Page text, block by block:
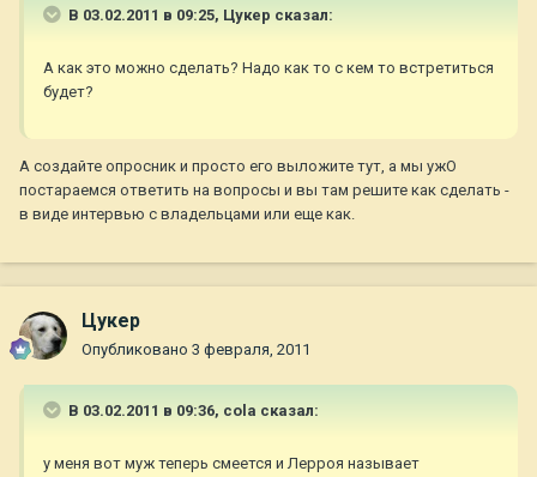
В 03.02.2011 в 09:25, Цукер сказал:
А как это можно сделать? Надо как то с кем то встретиться
будет?
А создайте опросник и просто его выложите тут, а мы ужО
постараемся ответить на вопросы и вы там решите как сделать -
в виде интервью с владельцами или еще как.
Цукер
Опубликовано 3 февраля, 2011
В 03.02.2011 в 09:36, cola сказал:
у меня вот муж теперь смеется и Лерроя называет